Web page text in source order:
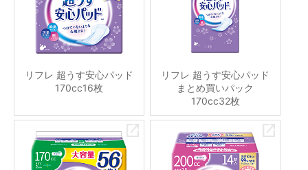
リフレ 超うす安心パッド
170cc16枚
リフレ 超うす安心パッド
まとめ買いパック
170cc32枚